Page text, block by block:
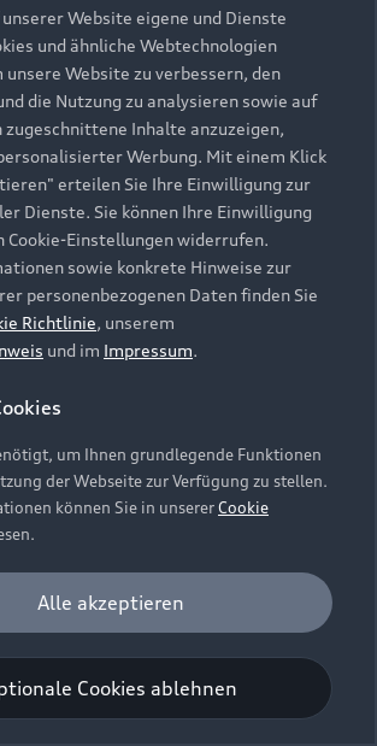
Center
Alle Rechte vorbehalten
Barrierefreiheit
Act
EU Data Act
bei allen Abbildungen auf dieser
Website eigene und Dienste
und ähnliche Webtechnologien
unsere Website zu verbessern, den
die Nutzung zu analysieren sowie auf
zugeschnittene Inhalte anzuzeigen,
Werbung. Mit einem Klick
erteilen Sie Ihre Einwilligung zur
Dienste. Sie können Ihre Einwilligung
Cookie-Einstellungen widerrufen.
sowie konkrete Hinweise zur
personenbezogenen Daten finden Sie
Richtlinie, unserem
und im Impressum.
um Ihnen grundlegende Funktionen
der Webseite zur Verfügung zu stellen.
können Sie in unsererCookie
sammeln Informationen
Webseite genutzt wird (z. B.
Verweildauer). Diese Cookies
der Webseite verwendet.
Cookies ablehnen
Alle akzeptieren